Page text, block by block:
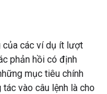
của các ví dụ ít lượt
phản hồi có định
mục tiêu chính
vào câu lệnh là cho